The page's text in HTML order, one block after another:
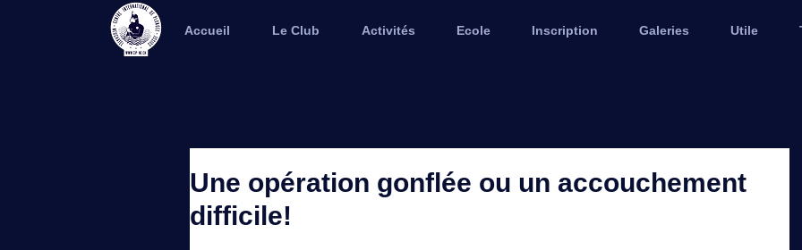
Accueil Le Club Activités Ecole Inscription Galeries Utile
Une opération gonflée ou un accouchement
difficile!